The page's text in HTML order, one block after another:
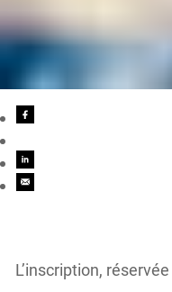
L’inscription,